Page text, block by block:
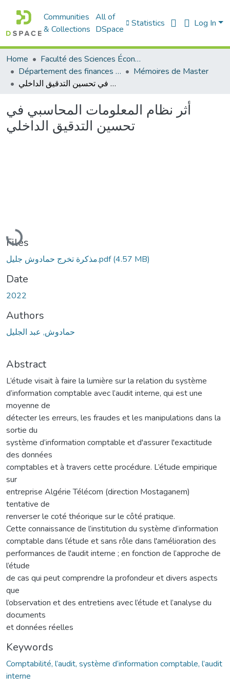
Communities
& Collections
All of
DSpace
Statistics Log In
Home
Faculté des Sciences Économiques Commerciales et des Sciences de Gestion
Département des finances et de comptabilité
Mémoires de Master
أثر نظام المعلومات المحاسبي في تحسين التدقيق الداخلي
أثر نظام المعلومات المحاسبي في
تحسين التدقيق الداخلي
Loading...
Files
مذكرة تخرج حمادوش جليل.pdf(4.57 MB)
Date
2022
Authors
حمادوش, عبد الجليل
Abstract
L’étude visait à faire la lumière sur la relation du système
d’information comptable avec l’audit interne, qui est une
moyenne de
détecter les erreurs, les fraudes et les manipulations dans la
sortie du
système d’information comptable et d'assurer l'exactitude
des données
comptables et à travers cette procédure. L’étude empirique
sur
entreprise Algérie Télécom (direction Mostaganem)
tentative de
renverser le coté théorique sur le côté pratique.
Cette connaissance de l’institution du système d’information
comptable dans l’étude et sans rôle dans l'amélioration des
performances de l'audit interne ; en fonction de l’approche de
l’étude
de cas qui peut comprendre la profondeur et divers aspects
que
l’observation et des entretiens avec l’étude et l’analyse du
documents
et données réelles
Keywords
Comptabilité, l’audit, système d’information comptable, l’audit
interne